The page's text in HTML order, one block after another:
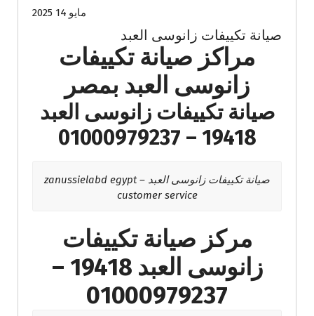
مايو 14 2025
صيانة تكييفات زانوسى العبد
مراكز صيانة تكييفات
زانوسى العبد بمصر
صيانة تكييفات زانوسى العبد
19418 – 01000979237
صيانة تكييفات زانوسى العبد – zanussielabd egypt
customer service
مركز صيانة تكييفات
زانوسى العبد 19418 –
01000979237